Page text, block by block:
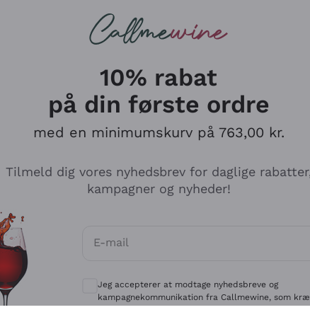
Antinori
Ca' del Bosco
Gavi
10% rabat
på din første ordre
med en minimumskurv på 763,00 kr.
Tilmeld dig vores nyhedsbrev for daglige
kampagner og nyheder!
E-mail
Valgfrie samtykker for at modtage
Jeg accepterer at modtage nyhedsbreve og
kampagnekommunikation fra Callmewine, som